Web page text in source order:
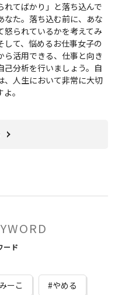
れてばかり」と落ち込んで
なた。落ち込む前に、あな
怒られているかを考えてみ
して、悩めるお仕事女子の
ら活用できる、仕事と向き
己分析を行いましょう。自
、人生において非常に大切
。
ード
みーこ やめる